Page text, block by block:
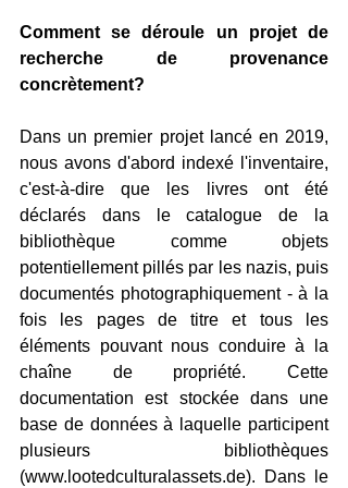
Comment se déroule un projet de
recherche de provenance
concrètement?
Dans un premier projet lancé en 2019,
nous avons d'abord indexé l'inventaire,
c'est-à-dire que les livres ont été
déclarés dans le catalogue de la
bibliothèque comme objets
potentiellement pillés par les nazis, puis
documentés photographiquement - à la
fois les pages de titre et tous les
éléments pouvant nous conduire à la
chaîne de propriété. Cette
documentation est stockée dans une
base de données à laquelle participent
plusieurs bibliothèques
(www.lootedculturalassets.de). Dans le